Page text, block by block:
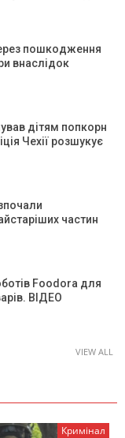
пошкодження
внаслідок
дітям попкорн
Чехії розшукує
частин
Foodora для
ВІДЕО
VIEW ALL
Кримінал